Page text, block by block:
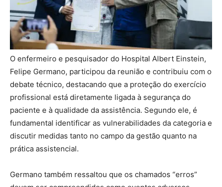
O enfermeiro e pesquisador do Hospital Albert Einstein,
Felipe Germano, participou da reunião e contribuiu com o
debate técnico, destacando que a proteção do exercício
profissional está diretamente ligada à segurança do
paciente e à qualidade da assistência. Segundo ele, é
fundamental identificar as vulnerabilidades da categoria e
discutir medidas tanto no campo da gestão quanto na
prática assistencial.
Germano também ressaltou que os chamados “erros”